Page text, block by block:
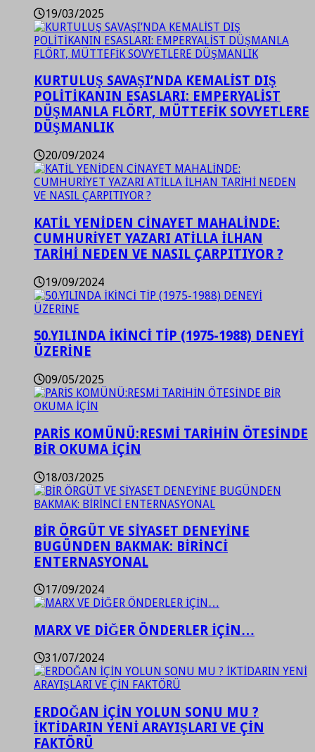
19/03/2025
KURTULUŞ SAVAŞI’NDA KEMALİST DIŞ
POLİTİKANIN ESASLARI: EMPERYALİST
DÜŞMANLA FLÖRT, MÜTTEFİK SOVYETLERE
DÜŞMANLIK
20/09/2024
KATİL YENİDEN CİNAYET MAHALİNDE:
CUMHURİYET YAZARI ATİLLA İLHAN
TARİHİ NEDEN VE NASIL ÇARPITIYOR ?
19/09/2024
50.YILINDA İKİNCİ TİP (1975-1988) DENEYİ
ÜZERİNE
09/05/2025
PARİS KOMÜNÜ:RESMİ TARİHİN ÖTESİNDE
BİR OKUMA İÇİN
18/03/2025
BİR ÖRGÜT VE SİYASET DENEYİNE
BUGÜNDEN BAKMAK: BİRİNCİ
ENTERNASYONAL
17/09/2024
MARX VE DİĞER ÖNDERLER İÇİN…
31/07/2024
ERDOĞAN İÇİN YOLUN SONU MU ?
İKTİDARIN YENİ ARAYIŞLARI VE ÇİN
FAKTÖRÜ